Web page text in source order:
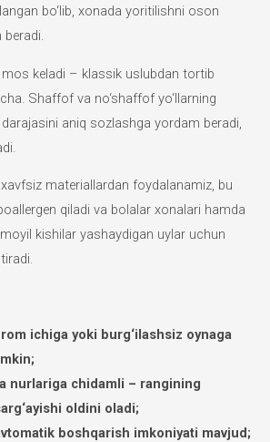
bo‘lib, xonada yoritilishni oson
keladi – klassik uslubdan tortib
Shaffof va no‘shaffof yo‘llarning
aniq sozlashga yordam beradi,
materiallardan foydalanamiz, bu
qiladi va bolalar xonalari hamda
kishilar yashaydigan uylar uchun
ichiga yoki burg‘ilashsiz oynaga
nurlariga chidamli – rangining
oldini oladi;
boshqarish imkoniyati mavjud;